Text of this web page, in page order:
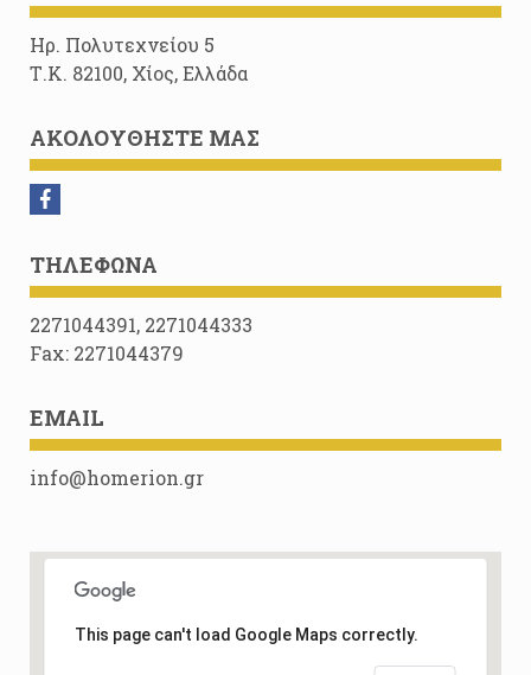
Ηρ. Πολυτεχνείου 5
Τ.Κ. 82100, Χίος, Ελλάδα
ΑΚΟΛΟΥΘΉΣΤΕ ΜΑΣ
ΤΗΛΈΦΩΝΑ
2271044391, 2271044333
Fax: 2271044379
EMAIL
info@homerion.gr
This page can't load Google Maps correctly.